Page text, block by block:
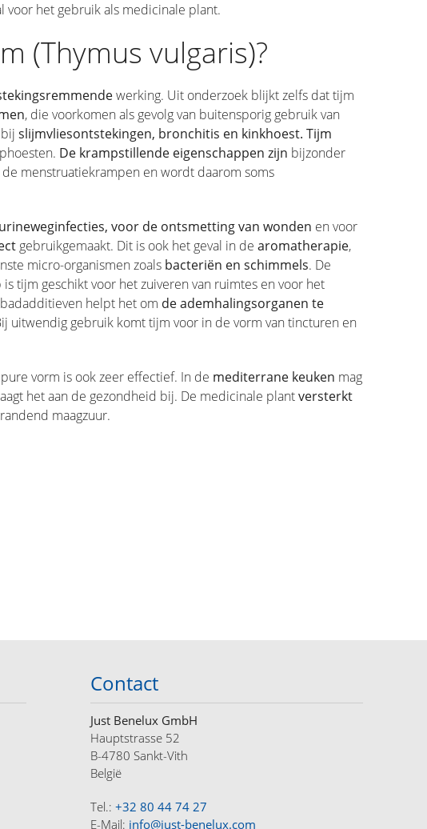
voor het gebruik als medicinale plant.
(Thymus vulgaris)?
werking. Uit onderzoek blijkt zelfs dat tijm
, die voorkomen als gevolg van buitensporig gebruik van
slijmvliesontstekingen, bronchitis en kinkhoest. Tijm
De krampstillende eigenschappen zijn bijzonder
menstruatiekrampen en wordt daarom soms
voor de ontsmetting van wonden en voor
gebruikgemaakt. Dit is ook het geval in de aromatherapie,
micro-organismen zoals bacteriën en schimmels. De
tijm geschikt voor het zuiveren van ruimtes en voor het
helpt het om de ademhalingsorganen te
uitwendig gebruik komt tijm voor in de vorm van tincturen en
vorm is ook zeer effectief. In de mediterrane keuken mag
het aan de gezondheid bij. De medicinale plantversterkt
maagzuur.
Contact
Just Benelux GmbH
Hauptstrasse 52
B-4780 Sankt-Vith
België
Tel.: +32 80 44 74 27
E-Mail: info@just-benelux.com